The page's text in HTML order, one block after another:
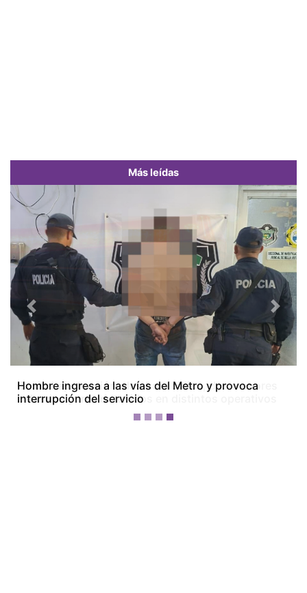
Más leídas
Colón bajo tensión: dos homicidios, dos menores
baleados y tres detenidos en distintos operativos
Previous Next